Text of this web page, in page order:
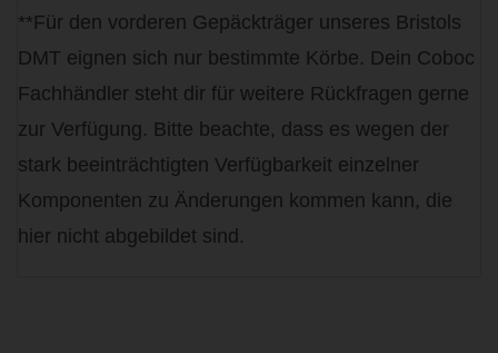
**Für den vorderen Gepäckträger unseres Bristols
DMT eignen sich nur bestimmte Körbe. Dein Coboc
Fachhändler steht dir für weitere Rückfragen gerne
zur Verfügung. Bitte beachte, dass es wegen der
stark beeinträchtigten Verfügbarkeit einzelner
Komponenten zu Änderungen kommen kann, die
hier nicht abgebildet sind.